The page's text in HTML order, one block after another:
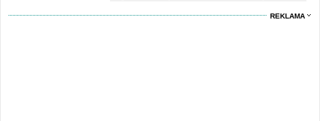
REKLAMA